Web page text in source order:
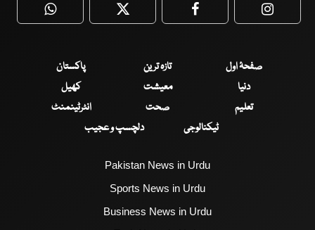
WhatsApp Twitter Facebook
صفحۂ اول تازہ ترین
پاکستان
دنیا
معیشت
کھیل
تعلیم
صحت
انٹرٹینمنٹ
ٹیکنالوجی
دلچسپ و عجیب
Pakistan News in Urdu
Sports News in Urdu
Business News in Urdu